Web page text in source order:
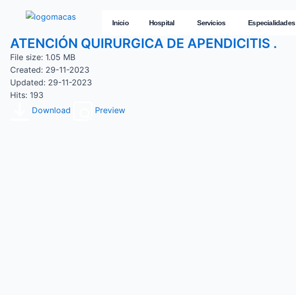
Inicio Hospital Servicios Especialidades
ATENCIÓN QUIRURGICA DE APENDICITIS .
File size: 1.05 MB
Created: 29-11-2023
Updated: 29-11-2023
Hits: 193
Download
Preview